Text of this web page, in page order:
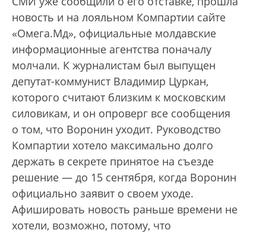
новость и на лояльном Компартии сайте
«Омега.Мд», официальные молдавские
информационные агентства поначалу
молчали. К журналистам был выпущен
депутат-коммунист Владимир Цуркан,
которого считают близким к московским
силовикам, и он опроверг все сообщения
о том, что Воронин уходит. Руководство
Компартии хотело максимально долго
держать в секрете принятое на съезде
решение — до 15 сентября, когда Воронин
официально заявит о своем уходе.
Афишировать новость раньше времени не
хотели, возможно, потому, что